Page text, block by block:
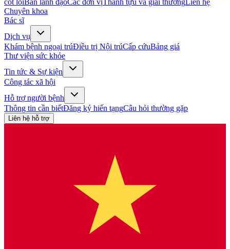
cốt lõiBan lãnh đạoCác đơn vịThành tựu và giải thưởngLiên hệ
Chuyên khoa
Bác sĩ
Dịch vụ
Khám bệnh ngoại trúĐiều trị Nội trúCấp cứuBảng giá
Thư viện sức khỏe
Tin tức & Sự kiện
Công tác xã hội
Hỗ trợ người bệnh
Thông tin cần biếtĐăng ký hiến tạngCâu hỏi thường gặp
Liên hệ hỗ trợ